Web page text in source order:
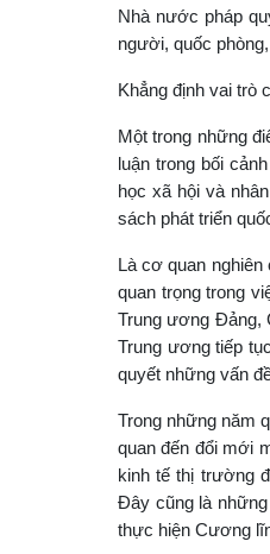
Nhà nước pháp
người, quốc
Khẳng định vai trò
Một trong những
luận trong bối
học xã hội và
sách phát triển
Là cơ quan
quan trọng trong
Trung ương Đảng,
Trung ương tiếp
quyết những vấn
Trong những năm
quan đến đổi mới
kinh tế thị trường
Đây cũng là
thực hiện Cương